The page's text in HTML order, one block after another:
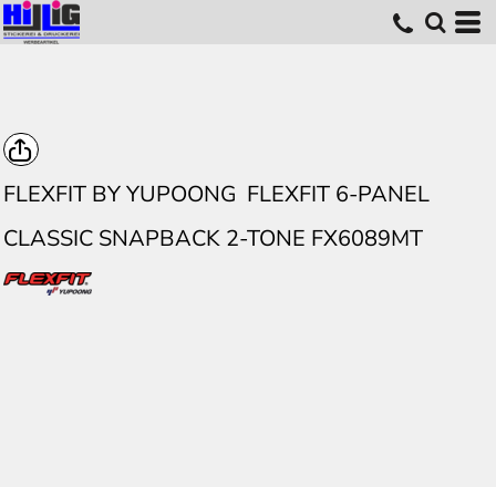
FLEXFIT BY YUPOONG FLEXFIT 6-PANEL
CLASSIC SNAPBACK 2-TONE FX6089MT